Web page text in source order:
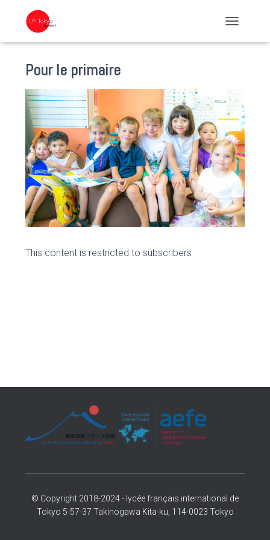
Pour le primaire
This content is restricted to subscribers
© Copyright 2018-2024 - lycée français international de
Tokyo 5-57-37 Takinogawa Kita-ku, 114-0023 Tokyo